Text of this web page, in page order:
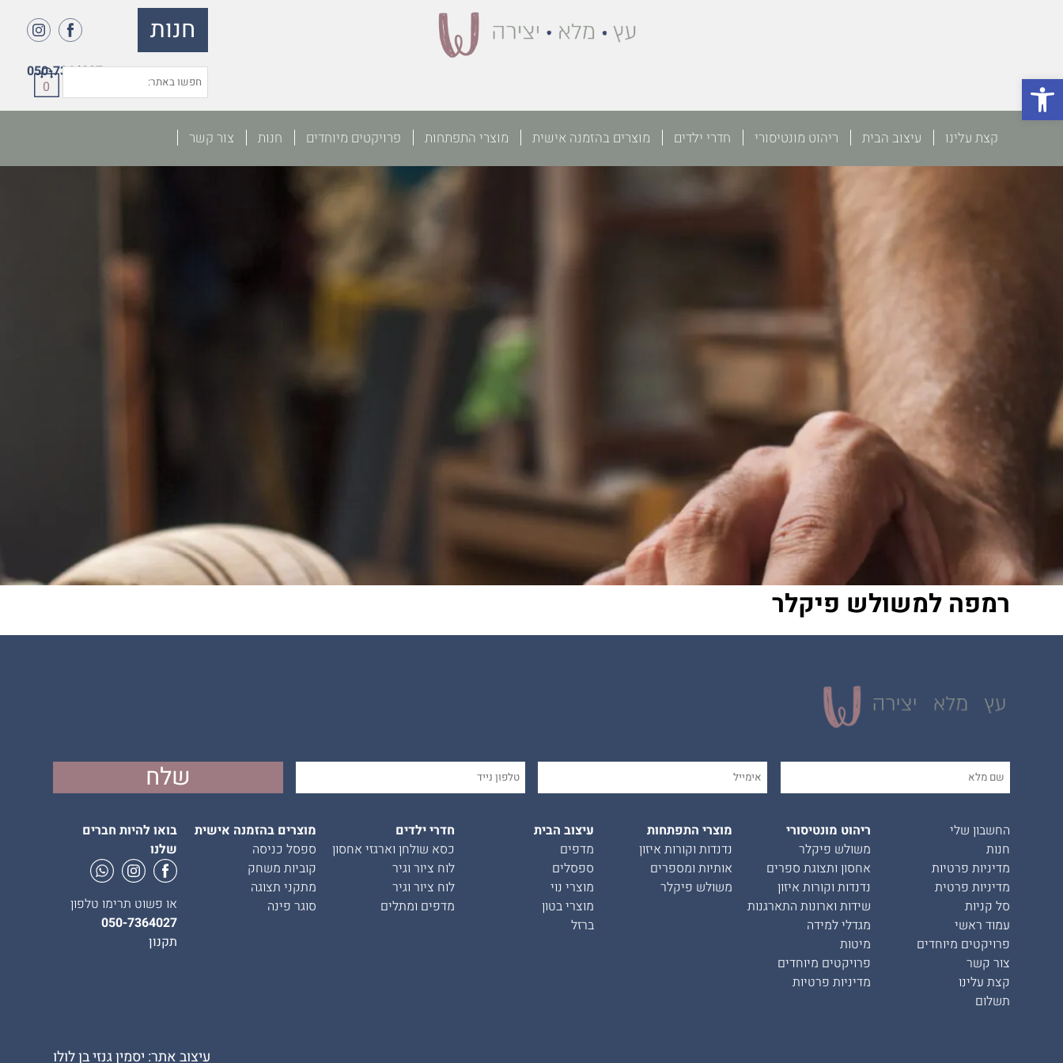
פתח סרגל נגישות
חנות
050-7364027
0
קצת עלינו עיצוב הבית ריהוט מונטיסורי חדרי ילדים מוצרים בהזמנה אישית מוצרי התפתחות פרויקטים מיוחדים חנות צור קשר
רמפה למשולש פיקלר
החשבון שלי
חנות
מדיניות פרטיות
מדיניות פרטית
סל קניות
עמוד ראשי
פרויקטים מיוחדים
צור קשר
קצת עלינו
תשלום
ריהוט מונטיסורי
משולש פיקלר
אחסון ותצוגת ספרים
נדנדות וקורות איזון
שידות וארונות התארגנות
מגדלי למידה
מיטות
פרויקטים מיוחדים
מדיניות פרטיות
מוצרי התפתחות
נדנדות וקורות איזון
אותיות ומספרים
משולש פיקלר
עיצוב הבית
מדפים
ספסלים
מוצרי נוי
מוצרי בטון
ברזל
חדרי ילדים
כסא שולחן וארגזי אחסון
לוח ציור וגיר
לוח ציור וגיר
מדפים ומתלים
מוצרים בהזמנה אישית
ספסל כניסה
קוביות משחק
מתקני תצוגה
סוגר פינה
בואו להיות חברים
שלנו
או פשוט תרימו טלפון
050-7364027
תקנון
עיצוב אתר: יסמין גנזי בן לולו